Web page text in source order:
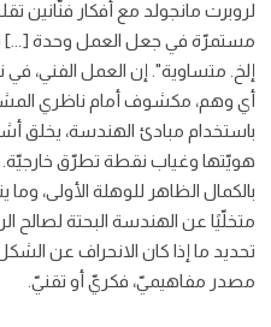
لروبرت مانجولد مع أفكار فنّانين
مستمرّة في جعل العمل وحدة [...]
إلخ. متساوية". إن العمل الفني،
أي وهم، مكشوف أمام ناظري
باستخدام مبادئ الهندسة، يخلق
هويّتها وغياب نقطة تطرّق خارجيّة.
بالكمال الظاهر للوهلة الأولى، وما
متخلّيًا عن الهندسة البحتة
تحديد ما إذا كان الانحراف عن الشكل
مصدر مفاهيميّ، فكريّ أو تقنيّ.